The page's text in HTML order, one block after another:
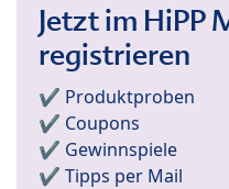
Jetzt im HiPP
registrieren
✔️ Produktproben
✔️ Coupons
✔️ Gewinnspiele
✔️ Tipps per Mail